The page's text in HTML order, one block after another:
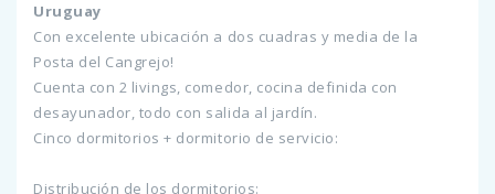
Uruguay
Con excelente ubicación a dos cuadras y media de la
Posta del Cangrejo!
Cuenta con 2 livings, comedor, cocina definida con
desayunador, todo con salida al jardín.
Cinco dormitorios + dormitorio de servicio:
Distribución de los dormitorios: